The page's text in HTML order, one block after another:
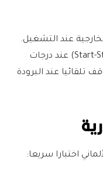
عند التشغيل.
تعطّل وظيفة التشغيل/الإيقاف (Start-Stop) عند درجات
يتوقف تلقائيا عند البرودة
اختبارا سريعا: